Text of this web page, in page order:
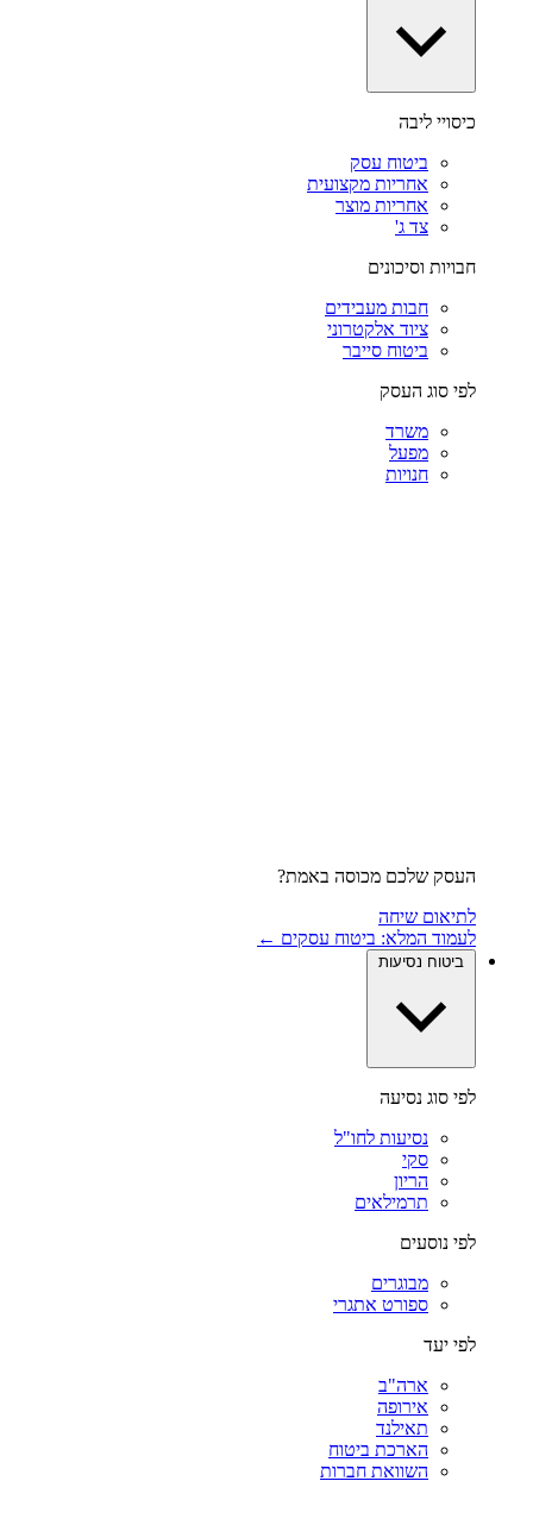
כיסויי ליבה
ביטוח עסק
אחריות מקצועית
אחריות מוצר
צד ג'
חבויות וסיכונים
חבות מעבידים
ציוד אלקטרוני
ביטוח סייבר
לפי סוג העסק
משרד
מפעל
חנויות
העסק שלכם מכוסה באמת?
לתיאום שיחה
לעמוד המלא: ביטוח עסקים ←
ביטוח נסיעות
לפי סוג נסיעה
נסיעות לחו"ל
סקי
הריון
תרמילאים
לפי נוסעים
מבוגרים
ספורט אתגרי
לפי יעד
ארה"ב
אירופה
תאילנד
הארכת ביטוח
השוואת חברות